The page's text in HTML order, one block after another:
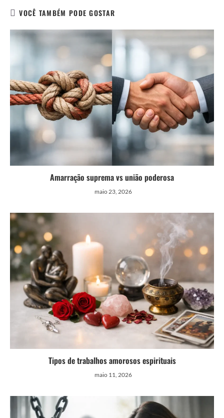
VOCÊ TAMBÉM PODE GOSTAR
Amarração suprema vs união poderosa
maio 23, 2026
Tipos de trabalhos amorosos espirituais
maio 11, 2026